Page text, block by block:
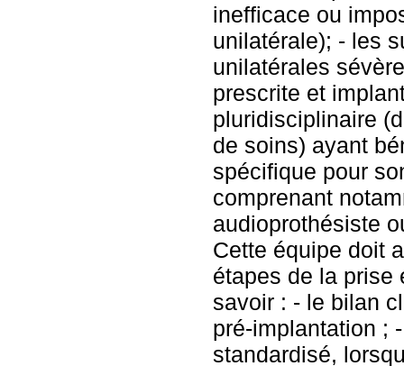
inefficace ou
unilatérale); - les
unilatérales
prescrite et
pluridisciplinaire
de soins) ayant
spécifique pour
comprenant
audioprothésiste
Cette équipe doit
étapes de la prise
savoir : - le bilan
pré-implantation ;
standardisé,